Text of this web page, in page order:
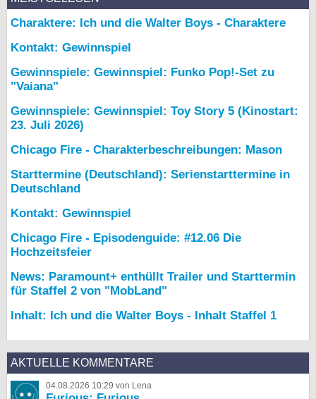
Charaktere: Ich und die Walter Boys - Charaktere
Kontakt: Gewinnspiel
Gewinnspiele: Gewinnspiel: Funko Pop!-Set zu
"Vaiana"
Gewinnspiele: Gewinnspiel: Toy Story 5 (Kinostart:
23. Juli 2026)
Chicago Fire - Charakterbeschreibungen: Mason
Starttermine (Deutschland): Serienstarttermine in
Deutschland
Kontakt: Gewinnspiel
Chicago Fire - Episodenguide: #12.06 Die
Hochzeitsfeier
News: Paramount+ enthüllt Trailer und Starttermin
für Staffel 2 von "MobLand"
Inhalt: Ich und die Walter Boys - Inhalt Staffel 1
AKTUELLE KOMMENTARE
04.08.2026 10:29 von Lena